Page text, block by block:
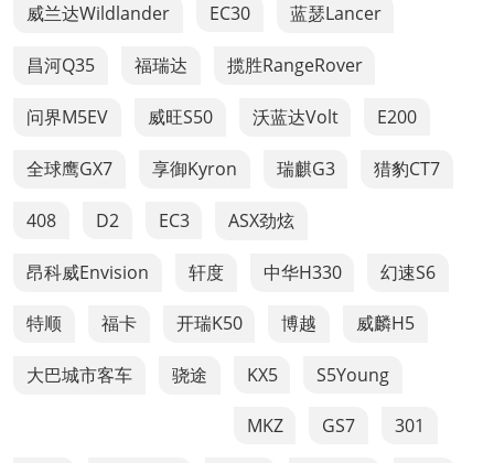
威兰达Wildlander EC30 蓝瑟Lancer
昌河Q35 福瑞达 揽胜RangeRover
问界M5EV 威旺S50 沃蓝达Volt E200
全球鹰GX7 享御Kyron 瑞麒G3 猎豹CT7
408 D2 EC3 ASX劲炫
昂科威Envision 轩度 中华H330 幻速S6
特顺 福卡 开瑞K50 博越 威麟H5
大巴城市客车 骁途 KX5 S5Young
MKZ GS7 301